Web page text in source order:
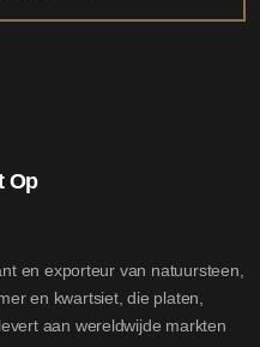
Op
en exporteur van natuursteen,
en kwartsiet, die platen,
aan wereldwijde markten